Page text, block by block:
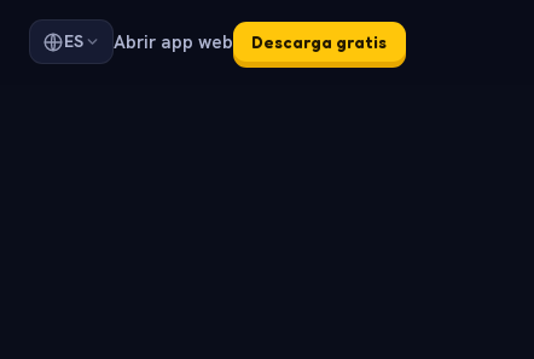
ES Abrir app web Descarga gratis